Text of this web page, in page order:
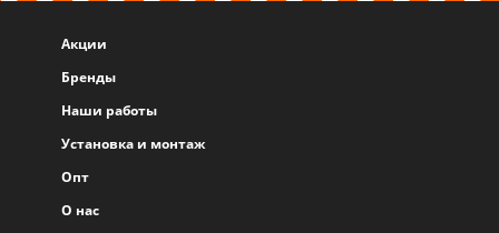
Акции
Бренды
Наши работы
Установка и монтаж
Опт
О нас